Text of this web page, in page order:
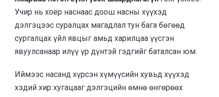
Учир нь хоёр наснаас доош насны хүүхэд
дэлгэцээс суралцах магадлал тун бага бөгөөд
сургалцах үйл явцыг амьд харилцаа үүсгэн
явуулсанаар илүү үр дүнтэй гэдгийг баталсан юм.
Иймээс насанд хүрсэн хүмүүсийн хувьд хүүхэд
хэдий хир хугацааг дэлгэцийн өмнө өнгөрөөх